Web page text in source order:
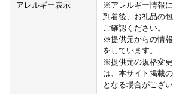
アレルギー表示
※アレルギー情報
到着後、お礼品の
ご確認ください。
※提供元からの情
をしています。
※提供元の規格変
は、本サイト掲載
となる場合がござい